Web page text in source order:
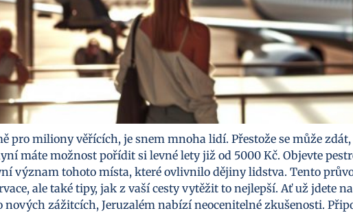
pro miliony věřících, je snem mnoha lidí. Přestože se může zdát,
máte možnost pořídit si levné lety již od 5000 Kč. Objevte
význam tohoto místa, které ovlivnilo dějiny lidstva. Tento
ale také tipy, jak z vaší cesty vytěžit to nejlepší. Ať už jdete
zážitcích, Jeruzalém nabízí neocenitelné zkušenosti.